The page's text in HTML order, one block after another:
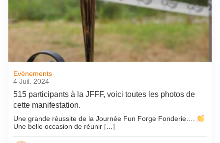
Evènements
4 Juil. 2024
515 participants à la JFFF, voici toutes les photos de
cette manifestation.
Une grande réussite de la Journée Fun Forge Fonderie….
Une belle occasion de réunir […]